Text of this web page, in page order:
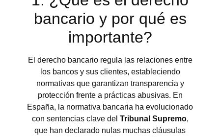
bancario y por qué es
importante?
El derecho bancario regula las relaciones entre
los bancos y sus clientes, estableciendo
normativas que garantizan transparencia y
protección frente a prácticas abusivas. En
España, la normativa bancaria ha evolucionado
con sentencias clave del Tribunal Supremo,
que han declarado nulas muchas cláusulas